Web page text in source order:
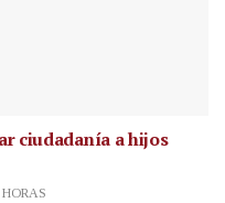
ciudadanía a hijos